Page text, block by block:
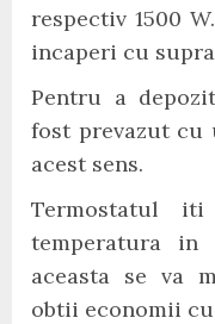
respectiv 1500
incaperi cu
Pentru a
fost prevazut cu
acest sens.
Termostatul
temperatura
aceasta se va
obtii economii